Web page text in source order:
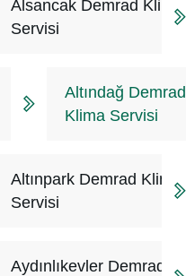
Alsancak Demrad Klima
Servisi
Altındağ Demrad
Klima Servisi
Altınpark Demrad Klima
Servisi
Aydınlıkevler Demrad